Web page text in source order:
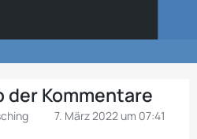
der Kommentare
7. März 2022 um 07:41